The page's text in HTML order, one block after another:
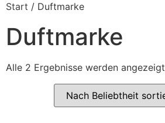
Start / Duftmarke
Duftmarke
Alle 2 Ergebnisse werden angezeigt